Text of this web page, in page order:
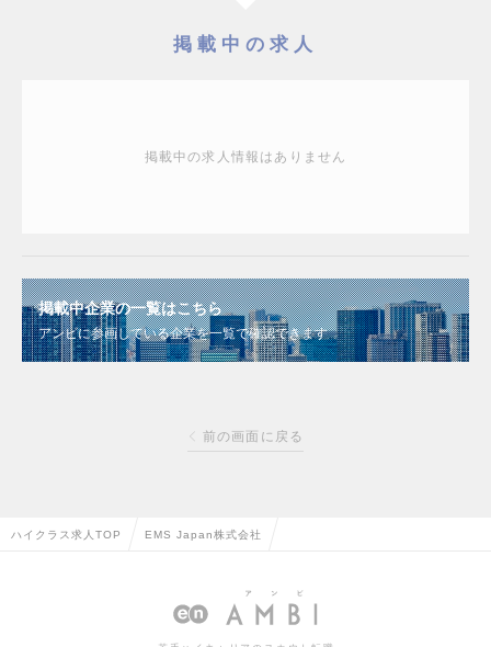
掲載中の求人
掲載中の求人情報はありません
掲載中企業の一覧はこちら
アンビに参画している企業を一覧で確認できます
前の画面に戻る
ハイクラス求人TOP EMS Japan株式会社